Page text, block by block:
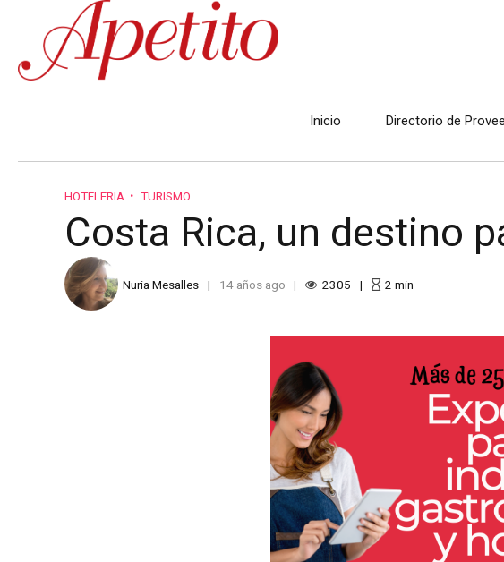
Inicio Directorio de
HOTELERIA TURISMO
Costa Rica, un destino
Nuria Mesalles 14 años ago 2305 2 min